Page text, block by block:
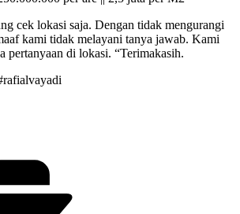
cek lokasi saja. Dengan tidak mengurangi
kami tidak melayani tanya jawab. Kami
pertanyaan di lokasi. “Terimakasih.